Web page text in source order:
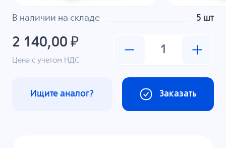
В наличии на складе 5 шт
2 140,00 ₽
Цена с учетом НДС
Заказать
Ищите аналог?